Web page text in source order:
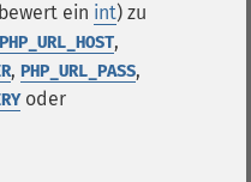
ein int) zu
PHP_URL_HOST,
, PHP_URL_PASS,
oder